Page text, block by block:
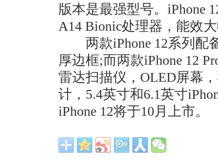
版本是最强型号。iPhone
A14 Bionic处理器，能效
两款iPhone 12系列配
厚边框;而两款iPhone 12
雷达扫描仪，OLED屏幕
计，5.4英寸和6.1英寸
iPhone 12将于10月上市。